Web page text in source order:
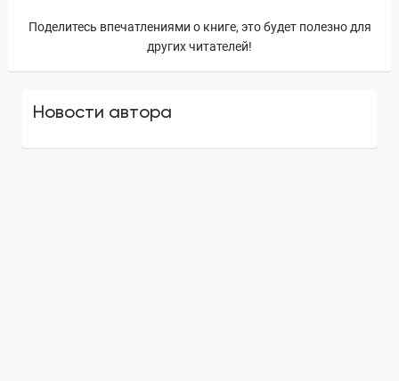
Поделитесь впечатлениями о книге, это будет полезно для
других читателей!
Новости автора